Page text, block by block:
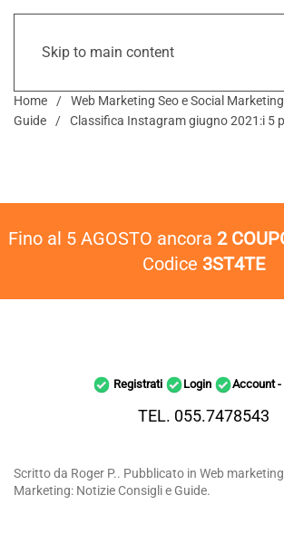
Skip to main content
Home
Web Marketing Seo e Social
Guide
Classifica Instagram giugno 2021:i 5
Fino al 5 AGOSTO ancora 2
Codice 3ST4TE
Registrati Login Account -
TEL. 055.7478543
Scritto da Roger P.. Pubblicato in Web
Marketing: Notizie Consigli e Guide.